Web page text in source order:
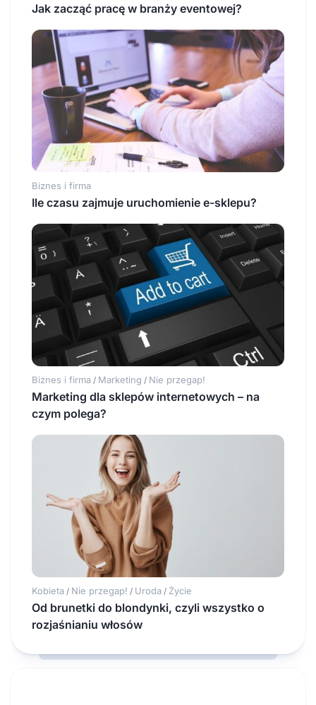
Jak zacząć pracę w branży eventowej?
Biznes i firma
Ile czasu zajmuje uruchomienie e-sklepu?
Biznes i firma / Marketing / Nie przegap!
Marketing dla sklepów internetowych – na
czym polega?
Kobieta / Nie przegap! / Uroda / Życie
Od brunetki do blondynki, czyli wszystko o
rozjaśnianiu włosów